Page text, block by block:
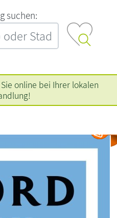
‍s‍u‍c‍h‍e‍n‍:‍
online bei Ihrer lokalen